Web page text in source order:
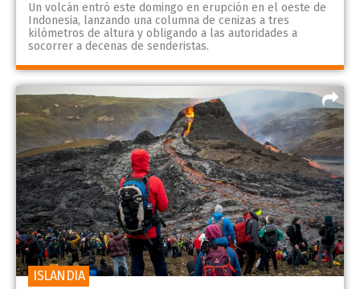
Un volcán entró este domingo en erupción en el oeste de
Indonesia, lanzando una columna de cenizas a tres
kilómetros de altura y obligando a las autoridades a
socorrer a decenas de senderistas.
ISLANDIA